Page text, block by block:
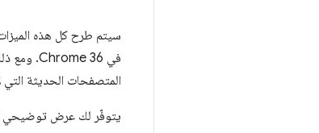
في Chrome 36. ومع ذلك، هناك
المتصفحات الحديثة
يتوفّر لك عرض توضيحي